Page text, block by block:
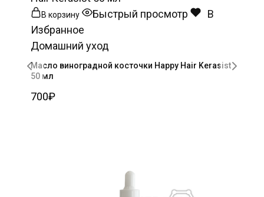
В корзину Быстрый просмотр
В
Избранное
Домашний уход
Масло виноградной косточки Happy Hair Kerasist
50 мл
700₽